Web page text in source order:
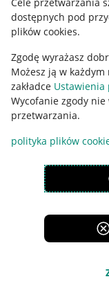
dostępnych pod
plików cookies.
Zgodę wyrażasz
Możesz ją w
zakładce Ustawienia
Wycofanie zgody
przetwarzania.
polityka plików
Udostępnianie
Informacje dla Aktu
Pobierz aplikację
Korzystanie z